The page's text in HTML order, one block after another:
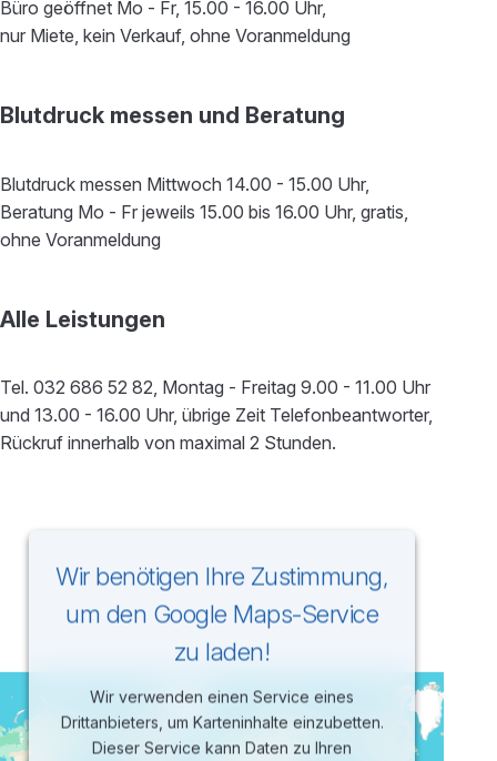
Büro geöffnet Mo - Fr, 15.00 - 16.00 Uhr,
nur Miete, kein Verkauf, ohne Voranmeldung
Blutdruck messen und Beratung
Blutdruck messen Mittwoch 14.00 - 15.00 Uhr,
Beratung Mo - Fr jeweils 15.00 bis 16.00 Uhr, gratis,
ohne Voranmeldung
Alle Leistungen
Tel. 032 686 52 82, Montag - Freitag 9.00 - 11.00 Uhr
und 13.00 - 16.00 Uhr, übrige Zeit Telefonbeantworter,
Rückruf innerhalb von maximal 2 Stunden.
Wir benötigen Ihre Zustimmung,
um den Google Maps-Service
zu laden!
Wir verwenden einen Service eines
Drittanbieters, um Karteninhalte einzubetten.
Dieser Service kann Daten zu Ihren